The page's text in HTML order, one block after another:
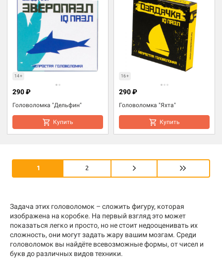
14+
Головоломка "Дельфин"
290 ₽
Купить
16+
Головоломка "Яхта"
290 ₽
Купить
1 2
Задача этих головоломок – сложить фигуру, которая
изображена на коробке. На первый взгляд это может
показаться легко и просто, но не стоит недооценивать их
сложность, они могут задать жару вашим мозгам. Среди
головоломок вы найдёте всевозможные формы, от чисел и
букв до различных видов техники.